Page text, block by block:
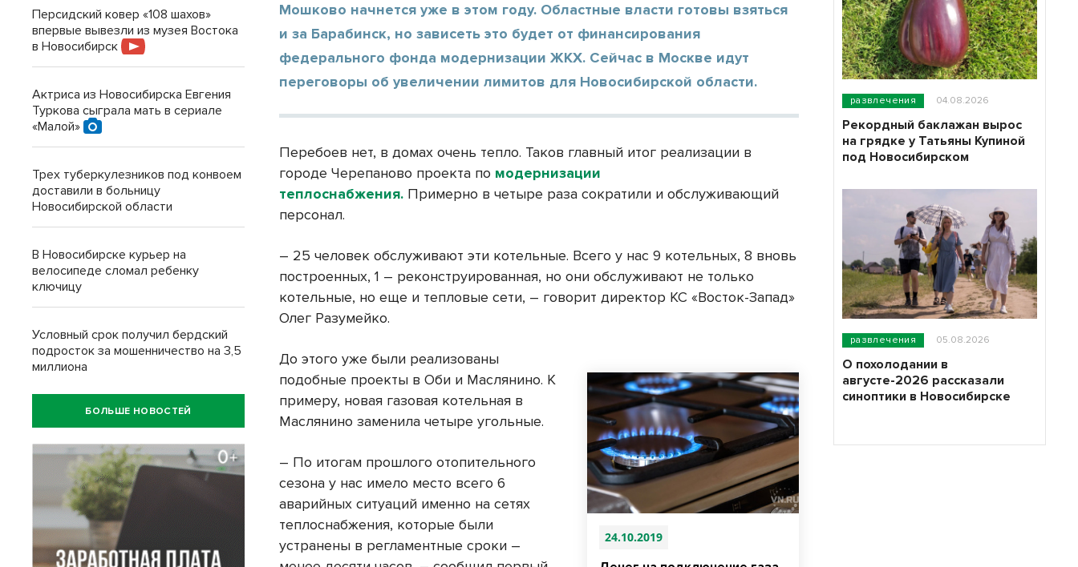
Мошково начнется уже в этом году. Областные власти готовы взяться
и за Барабинск, но зависеть это будет от финансирования
федерального фонда модернизации ЖКХ. Сейчас в Москве идут
переговоры об увеличении лимитов для Новосибирской области.
Перебоев нет, в домах очень тепло. Таков главный итог реализации в
городе Черепаново проекта по модернизации
теплоснабжения. Примерно в четыре раза сократили и обслуживающий
персонал.
– 25 человек обслуживают эти котельные. Всего у нас 9 котельных, 8 вновь
построенных, 1 – реконструированная, но они обслуживают не только
котельные, но еще и тепловые сети, – говорит директор КС «Восток-Запад»
Олег Разумейко.
24.10.2019
До этого уже были реализованы
подобные проекты в Оби и Маслянино. К
примеру, новая газовая котельная в
Маслянино заменила четыре угольные.
– По итогам прошлого отопительного
сезона у нас имело место всего 6
аварийных ситуаций именно на сетях
теплоснабжения, которые были
устранены в регламентные сроки –
Персидский ковер «108 шахов»
впервые вывезли из музея Востока
в Новосибирск
Актриса из Новосибирска Евгения
Туркова сыграла мать в сериале
«Малой»
Трех туберкулезников под конвоем
доставили в больницу
Новосибирской области
В Новосибирске курьер на
велосипеде сломал ребенку
ключицу
Условный срок получил бердский
подросток за мошенничество на 3,5
миллиона
БОЛЬШЕ НОВОСТЕЙ
развлечения 04.08.2026
Рекордный баклажан вырос
на грядке у Татьяны Купиной
под Новосибирском
развлечения 05.08.2026
О похолодании в
августе-2026 рассказали
синоптики в Новосибирске